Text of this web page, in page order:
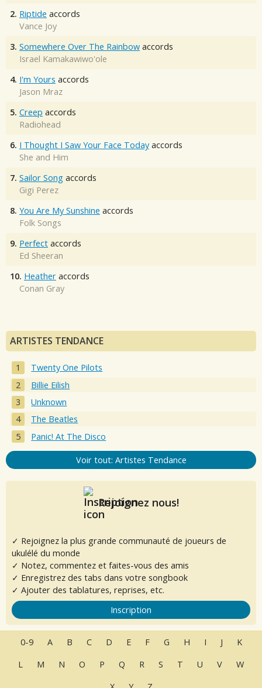
2. Riptide accords
Vance Joy
3. Somewhere Over The Rainbow accords
Israel Kamakawiwo'ole
4. I'm Yours accords
Jason Mraz
5. Creep accords
Radiohead
6. I Thought I Saw Your Face Today accords
She and Him
7. Sailor Song accords
Gigi Perez
8. You Are My Sunshine accords
Folk Songs
9. Perfect accords
Ed Sheeran
10. Heather accords
Conan Gray
ARTISTES TENDANCE
Twenty One Pilots
Billie Eilish
Unknown
The Beatles
Panic! At The Disco
Voir tout: Artistes Tendance
Rejoignez nous!
✓ Rejoignez la plus grande communauté de joueurs de
ukulélé du monde
✓ Notez, commentez et faites-vous des amis
✓ Enregistrez des tabs dans votre songbook
✓ Ajouter des tablatures, reprises, etc.
Inscription
0-9 A B C D E F G H I J
K
L
M N O P Q R S T U V
W